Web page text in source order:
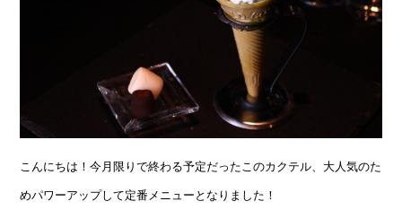
こんにちは！今月限りで終わる予定だったこのカクテル、大人気のた
めパワーアップして定番メニューとなりました！